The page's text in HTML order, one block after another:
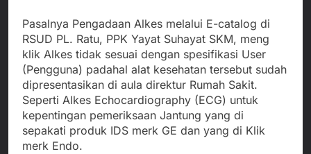
Pasalnya Pengadaan Alkes melalui E-catalog di
RSUD PL. Ratu, PPK Yayat Suhayat SKM, meng
klik Alkes tidak sesuai dengan spesifikasi User
(Pengguna) padahal alat kesehatan tersebut sudah
dipresentasikan di aula direktur Rumah Sakit.
Seperti Alkes Echocardiography (ECG) untuk
kepentingan pemeriksaan Jantung yang di
sepakati produk IDS merk GE dan yang di Klik
merk Endo.